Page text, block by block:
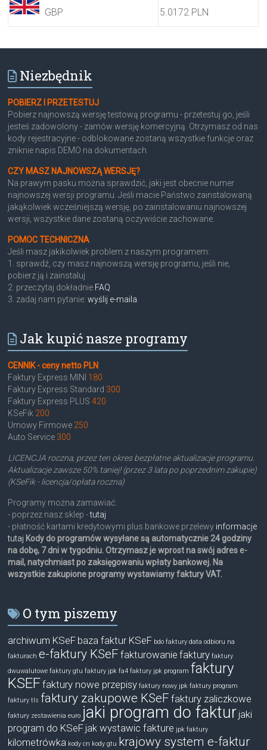
GBP 5.0172 PLN
Niezbędnik
POBIERZ I PRZETESTUJ
Pobierz najnowszą wersję testową programu - przetestuj go, jeśli
jesteś zadowolony - zamów wersję komercyjną. Otrzymasz od nas
kody rejestracyjne - odblokowane zostaną wszystkie funkcje oraz
zniknie napis DEMO na dokumentach.
CZY MASZ NAJNOWSZĄ WERSJĘ?
Na prawym pasku można sprawdzić, jaki jest obecnie numer
najnowszej wersji programu. Jeśli macie Państwo zainstalowaną
jakąkolwiek wcześniejszą wersję, po zainstalowaniu najnowszej
wersji, wszystkie dane zostaną oczywiście zachowane.
POMOC TECHNICZNA
Jeśli masz jakikolwiek problem z naszym programem:
1. sprawdź, czy masz najnowszą wersję programu, jeśli nie,
pobierz ją i zainstaluj
2. przeczytaj dokładnie FAQ
3. zadaj nam pytanie:wyślij e-maila
Jak kupić nasze programy
CENNIK - ceny netto PLN
Faktury Express MINI 180
Faktury Express Standard 300
Faktury Express PLUS420
KSeFik 200
Umowy Firmowe 250
Auto Service 300
LICENCJA roczna, przez ten okres bezpłatne aktualizacje programu.
Aktualizacje zawsze 50% taniej! (przez 3 lata po poprzednim zakupie)
(KSeFik - licencja/opłata roczna)
Programy można zamawiać:
- poprzez nasz sklep -tutaj
- płatność kartami kredytowymi plus bankowe przelewy informacje
tutaj Kody do programów wysyłane są automatycznie 24 godziny
na dobę, 7 dni w tygodniu. Otrzymasz je wprost na swój adres e-
mail, natychmiast po zaksięgowaniu wpłaty bankowej. Na
wszystkie zakupione programy wystawiamy faktury VAT.
O tym piszemy
archiwum KSeF baza faktur KSeF bdo faktury data odbioru na
fakturach e-faktury KSeF fakturowanie faktury faktury
dwuwalutowe faktury gtu faktury jpk fa4 faktury jpk program faktury
KSEFfaktury nowe przepisy faktury nowy jpk faktury program
faktury tls faktury zakupowe KSeF faktury zaliczkowe
faktury zestawienia euro jaki program do faktur jaki
program do KSeF jak wystawic fakture jpk faktury
kilometrówka kody cn kody gtu krajowy system e-faktur